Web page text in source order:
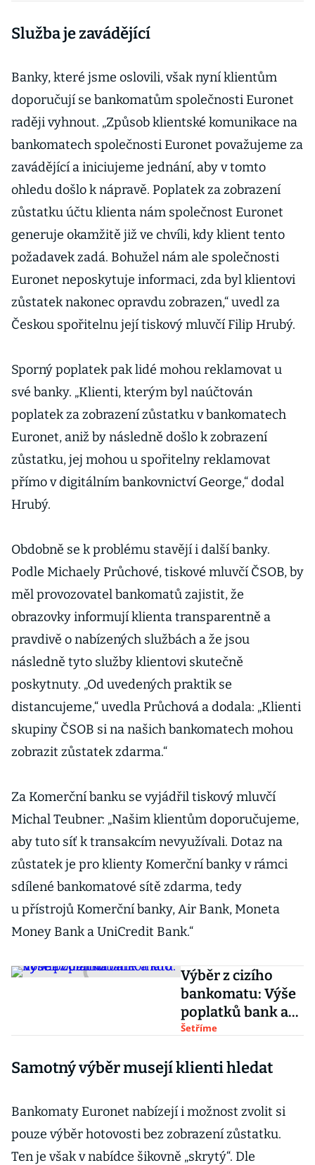
Služba je zavádějící
Banky, které jsme oslovili, však nyní klientům
doporučují se bankomatům společnosti Euronet
raději vyhnout. „Způsob klientské komunikace na
bankomatech společnosti Euronet považujeme za
zavádějící a iniciujeme jednání, aby v tomto
ohledu došlo k nápravě. Poplatek za zobrazení
zůstatku účtu klienta nám společnost Euronet
generuje okamžitě již ve chvíli, kdy klient tento
požadavek zadá. Bohužel nám ale společnosti
Euronet neposkytuje informaci, zda byl klientovi
zůstatek nakonec opravdu zobrazen,“ uvedl za
Českou spořitelnu její tiskový mluvčí Filip Hrubý.
Sporný poplatek pak lidé mohou reklamovat u
své banky. „Klienti, kterým byl naúčtován
poplatek za zobrazení zůstatku v bankomatech
Euronet, aniž by následně došlo k zobrazení
zůstatku, jej mohou u spořitelny reklamovat
přímo v digitálním bankovnictví George,“ dodal
Hrubý.
Obdobně se k problému stavějí i další banky.
Podle Michaely Průchové, tiskové mluvčí ČSOB, by
měl provozovatel bankomatů zajistit, že
obrazovky informují klienta transparentně a
pravdivě o nabízených službách a že jsou
následně tyto služby klientovi skutečně
poskytnuty. „Od uvedených praktik se
distancujeme,“ uvedla Průchová a dodala: „Klienti
skupiny ČSOB si na našich bankomatech mohou
zobrazit zůstatek zdarma.“
Za Komerční banku se vyjádřil tiskový mluvčí
Michal Teubner: „Našim klientům doporučujeme,
aby tuto síť k transakcím nevyužívali. Dotaz na
zůstatek je pro klienty Komerční banky v rámci
sdílené bankomatové sítě zdarma, tedy
u přístrojů Komerční banky, Air Bank, Moneta
Money Bank a UniCredit Bank.“
Výběr z cizího
bankomatu: Výše
poplatků bank a
kdo ho má zdarma
Šetříme
Samotný výběr musejí klienti hledat
Bankomaty Euronet nabízejí i možnost zvolit si
pouze výběr hotovosti bez zobrazení zůstatku.
Ten je však v nabídce šikovně „skrytý“. Dle